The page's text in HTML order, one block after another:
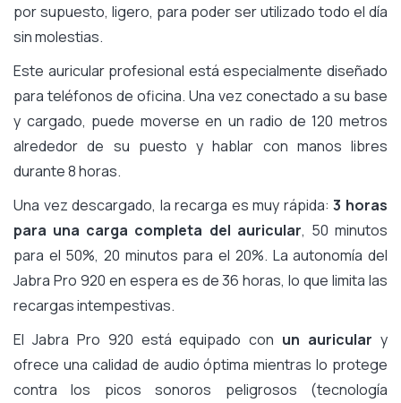
por supuesto, ligero, para poder ser utilizado todo el día
sin molestias.
Este auricular profesional está especialmente diseñado
para teléfonos de oficina. Una vez conectado a su base
y cargado, puede moverse en un radio de 120 metros
alrededor de su puesto y hablar con manos libres
durante 8 horas.
Una vez descargado, la recarga es muy rápida:3 horas
para una carga completa del auricular, 50 minutos
para el 50%, 20 minutos para el 20%. La autonomía del
Jabra Pro 920 en espera es de 36 horas, lo que limita las
recargas intempestivas.
El Jabra Pro 920 está equipado con un auricular y
ofrece una calidad de audio óptima mientras lo protege
contra los picos sonoros peligrosos (tecnología